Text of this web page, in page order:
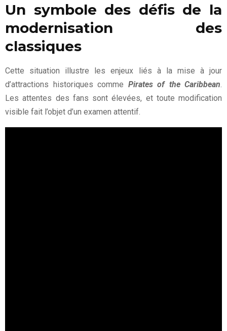
Un symbole des défis de la
modernisation des
classiques
Cette situation illustre les enjeux liés à la mise à jour
d’attractions historiques comme Pirates of the Caribbean
Les attentes des fans sont élevées, et toute modification
visible fait l’objet d’un examen attentif.